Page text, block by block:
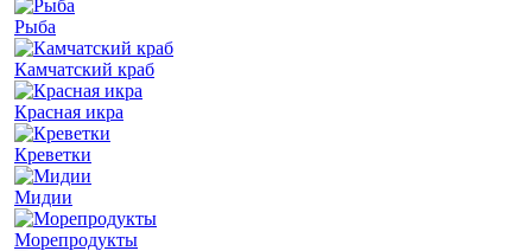
Рыба
Камчатский краб
Красная икра
Креветки
Мидии
Морепродукты